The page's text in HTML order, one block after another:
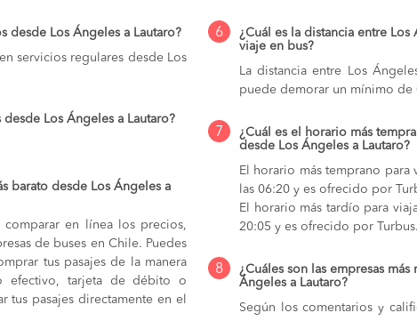
desde Los Ángeles a Lautaro?
servicios regulares desde Los
Los Ángeles a Lautaro?
barato desde Los Ángeles a
en línea los precios,
de buses en Chile. Puedes
tus pasajes de la manera
efectivo, tarjeta de débito o
tus pasajes directamente en el
6
¿Cuál es la distancia entre
viaje en bus?
La distancia entre Los
puede demorar un mínimo de
7
¿Cuál es el horario más
desde Los Ángeles a Lautaro?
El horario más temprano para
las 06:20 y es ofrecido por
El horario más tardío para
20:05 y es ofrecido por Turbus.
8
¿Cuáles son las empresas
Ángeles a Lautaro?
Según los comentarios y